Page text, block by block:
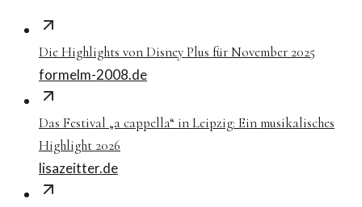
Die Highlights von Disney Plus für November 2025
formelm-2008.de
Das Festival „a cappella“ in Leipzig: Ein musikalisches
Highlight 2026
lisazeitter.de